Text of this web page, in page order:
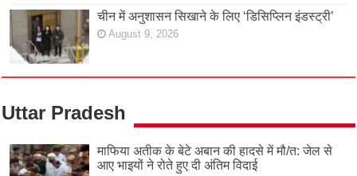
चीन में अनुशासन सिखाने के लिए ‘डिसिप्लिन इंडस्ट्री’
August 9, 2026
Uttar Pradesh
माफिया अतीक के बेटे अबान की हादसे में मौ/त: जेल से
आए भाइयों ने रोते हुए दी अंतिम विदाई